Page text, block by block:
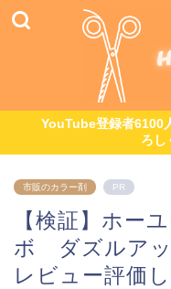
YouTube登録者6100
ろし
市販のカラー剤 PR
【検証】ホー
ボ ダズルアッ
レビュー評価し